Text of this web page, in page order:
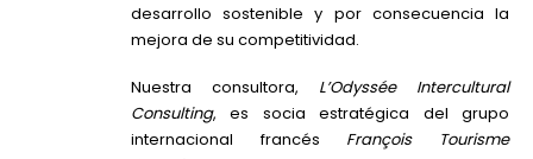
desarrollo sostenible y por consecuencia la
mejora de su competitividad.
Nuestra consultora, L’Odyssée Intercultural
Consulting, es socia estratégica del grupo
internacional francés François Tourisme